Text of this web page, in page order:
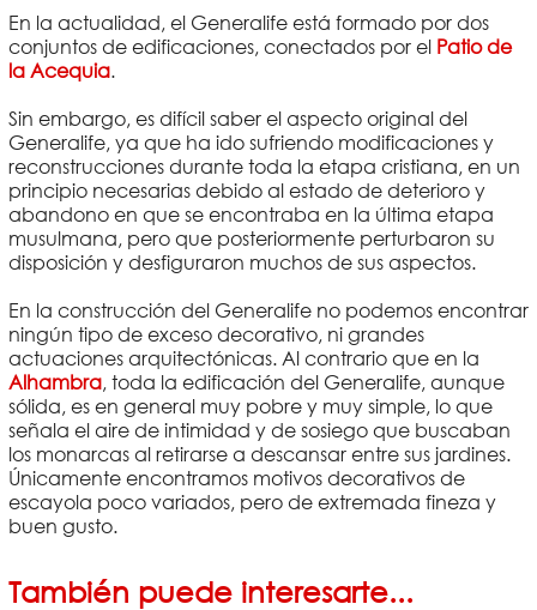
En la actualidad, el Generalife está formado por dos
conjuntos de edificaciones, conectados por el Patio de
la Acequia.
Sin embargo, es difícil saber el aspecto original del
Generalife, ya que ha ido sufriendo modificaciones y
reconstrucciones durante toda la etapa cristiana, en un
principio necesarias debido al estado de deterioro y
abandono en que se encontraba en la última etapa
musulmana, pero que posteriormente perturbaron su
disposición y desfiguraron muchos de sus aspectos.
En la construcción del Generalife no podemos encontrar
ningún tipo de exceso decorativo, ni grandes
actuaciones arquitectónicas. Al contrario que en la
Alhambra, toda la edificación del Generalife, aunque
sólida, es en general muy pobre y muy simple, lo que
señala el aire de intimidad y de sosiego que buscaban
los monarcas al retirarse a descansar entre sus jardines.
Únicamente encontramos motivos decorativos de
escayola poco variados, pero de extremada fineza y
buen gusto.
También puede interesarte...